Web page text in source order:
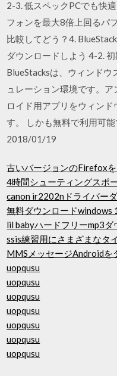
2-3. 低スペックPCでも快
フォンを最大8倍上回るパ
比較してどう？4.
ダウンロードしよう 4-2.
BlueStacksは、ウィンドウ
ュレーション環境です。
ロイド用アプリをウィン
す。 しかも無料で利用可
2018/01/19
古いバージョンのFirefox
4時間シューティングスポ
canon ir2202nドライバー
無料ダウンロードwindows
lil babyハードフリーmp3
ssis練習用にさまざまなタ
MMSメッセージAndroidを
uopqusu
uopqusu
uopqusu
uopqusu
uopqusu
uopqusu
uopqusu